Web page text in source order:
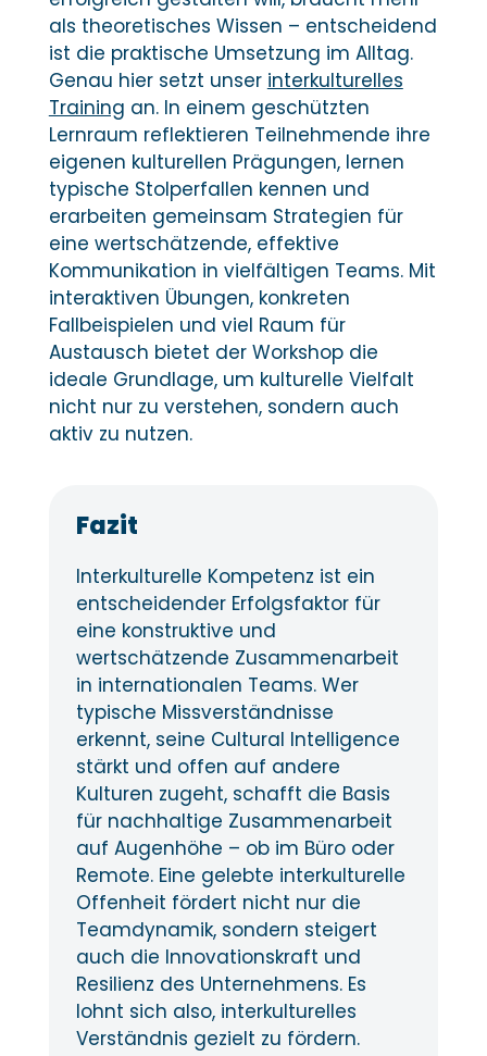
als theoretisches Wissen – entscheidend
ist die praktische Umsetzung im Alltag.
Genau hier setzt unser interkulturelles
Training an. In einem geschützten
Lernraum reflektieren Teilnehmende ihre
eigenen kulturellen Prägungen, lernen
typische Stolperfallen kennen und
erarbeiten gemeinsam Strategien für
eine wertschätzende, effektive
Kommunikation in vielfältigen Teams. Mit
interaktiven Übungen, konkreten
Fallbeispielen und viel Raum für
Austausch bietet der Workshop die
ideale Grundlage, um kulturelle Vielfalt
nicht nur zu verstehen, sondern auch
aktiv zu nutzen.
Fazit
Interkulturelle Kompetenz ist ein
entscheidender Erfolgsfaktor für
eine konstruktive und
wertschätzende Zusammenarbeit
in internationalen Teams. Wer
typische Missverständnisse
erkennt, seine Cultural Intelligence
stärkt und offen auf andere
Kulturen zugeht, schafft die Basis
für nachhaltige Zusammenarbeit
auf Augenhöhe – ob im Büro oder
Remote. Eine gelebte interkulturelle
Offenheit fördert nicht nur die
Teamdynamik, sondern steigert
auch die Innovationskraft und
Resilienz des Unternehmens. Es
lohnt sich also, interkulturelles
Verständnis gezielt zu fördern.